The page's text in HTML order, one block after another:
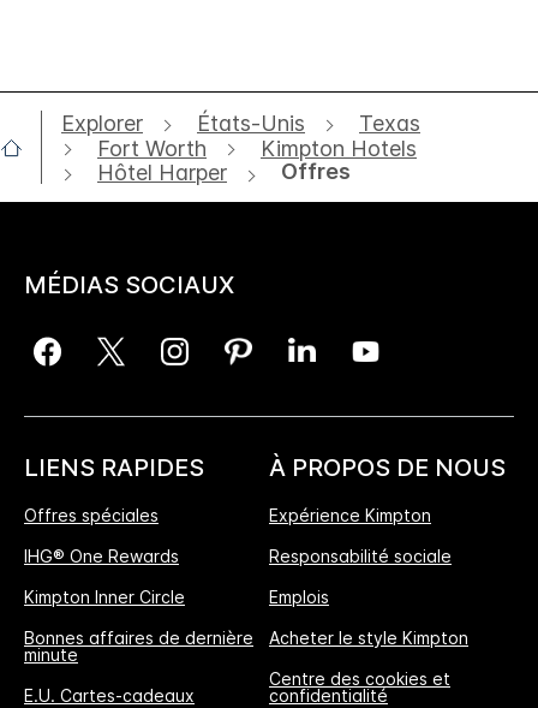
Explorer États-Unis
Texas
Fort Worth
Kimpton Hotels
Hôtel Harper
Offres
MÉDIAS SOCIAUX
LIENS RAPIDES
Offres spéciales
IHG® One Rewards
Kimpton Inner Circle
Bonnes affaires de dernière
minute
E.U. Cartes-cadeaux
À PROPOS DE NOUS
Expérience Kimpton
Responsabilité sociale
Emplois
Acheter le style Kimpton
Centre des cookies et
confidentialité